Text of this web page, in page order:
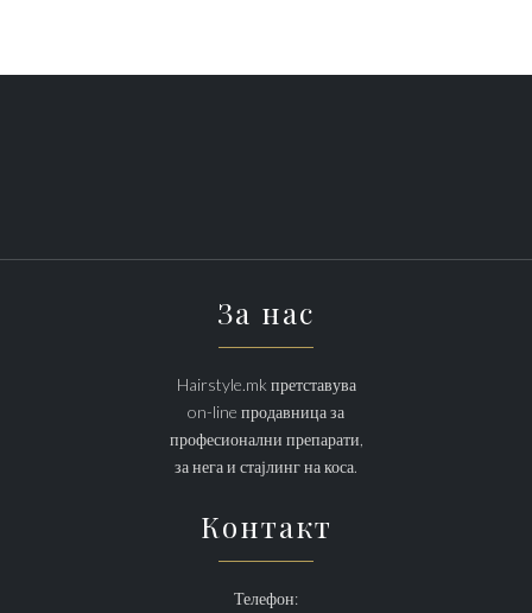
За нас
Hairstyle.mk претставува
on-line продавница за
професионални препарати,
за нега и стајлинг на коса.
Контакт
Телефон: